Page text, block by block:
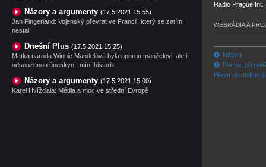
Názory a argumenty (17.5.2021 15:55)
Jan Fingerland: Vojenský převrat ve Francii, který se zatím
nestal
Dnešní Plus (17.5.2021 15:25)
Matka národa Winnie Mandelová byla oporou manželovi, ale i
odsouzenou únoskyní, míní historik
Názory a argumenty (17.5.2021 15:00)
Karel Hvížďala: Média a moc ve střední Evropě
Radio Prague Int.
WEBRÁDIA A
Návod
Pomoc při
Přidat do